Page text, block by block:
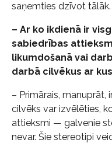
saņemties dzīvot tālāk.
– Ar ko ikdienā ir
sabiedrības
likumdošanā vai
darbā cilvēkus ar
– Primārais, manuprāt,
cilvēks var izvēlēties,
attieksmi — galvenie
nevar. Šie stereotipi